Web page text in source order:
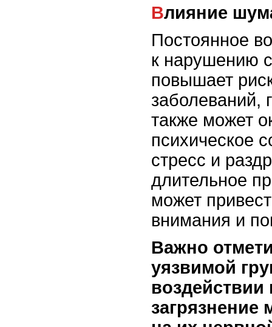
Влияние
Постоянное
к нарушению
повышает
заболеваний,
также может
психическое
стресс и
длительное
может
внимания и
Важно
уязвимой
загрязнение